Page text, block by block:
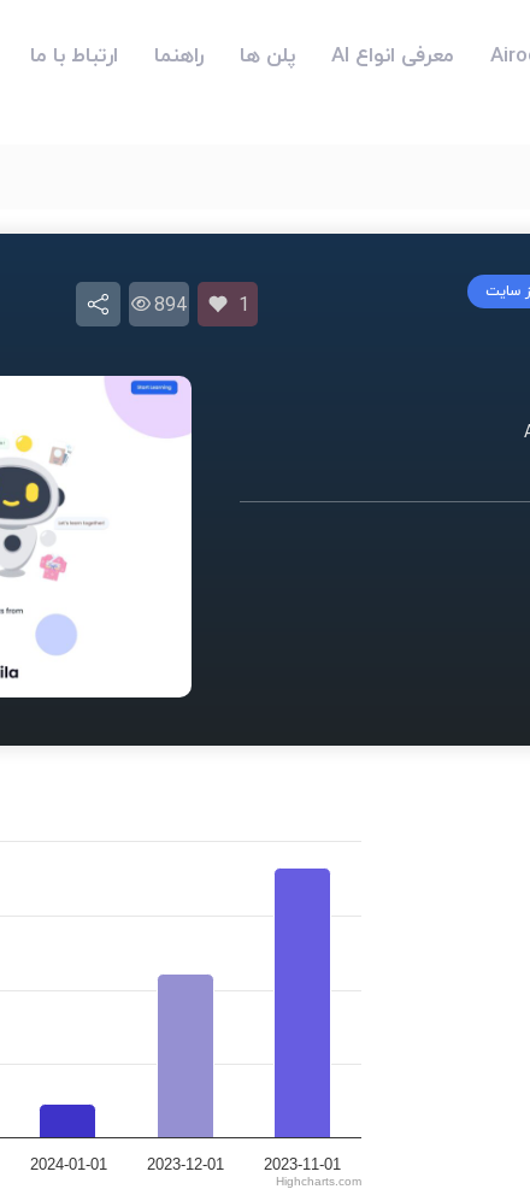
معرفی انواع AI پلن ها راهنما ارتباط با ما
سایت
1
894
2024-01-01 2023-12-01 2023-11-01
Highcharts.com